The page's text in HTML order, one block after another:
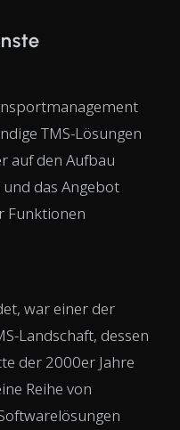
TMS-Lösungen
auf den Aufbau
das Angebot
Funktionen
war einer der
Landschaft, dessen
der 2000er Jahre
Reihe von